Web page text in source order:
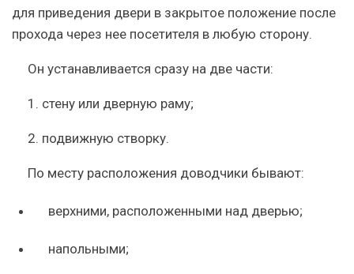
для приведения двери в закрытое положение после
прохода через нее посетителя в любую сторону.
Он устанавливается сразу на две части:
1. стену или дверную раму;
2. подвижную створку.
По месту расположения доводчики бывают:
верхними, расположенными над дверью;
напольными;